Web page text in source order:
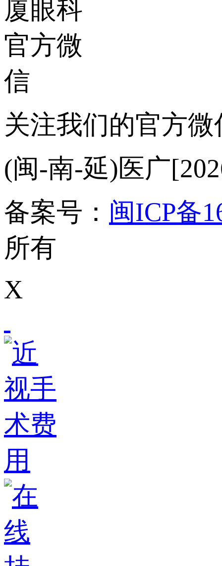
关注我们的官方微
(闽-南-延)医广
备案号： 闽ICP备
所有
X